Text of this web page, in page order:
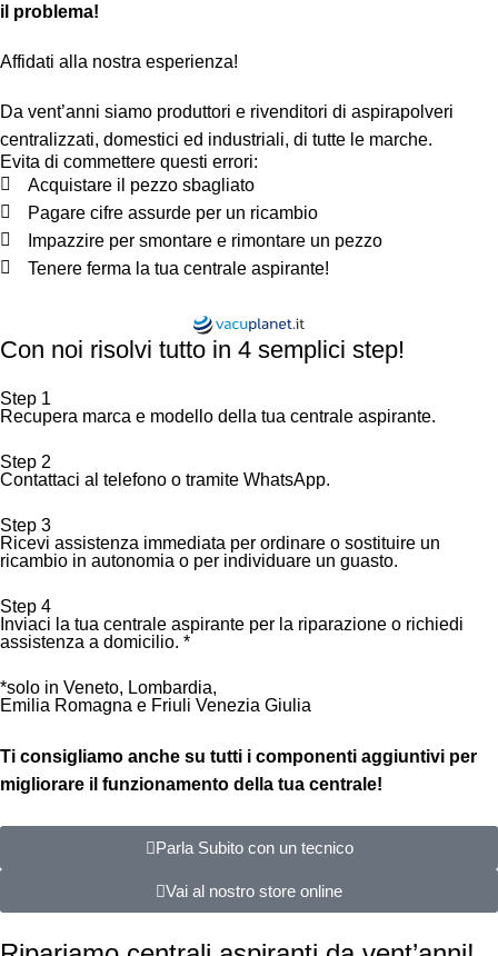
il problema!
Affidati alla nostra esperienza!
Da vent’anni siamo produttori e rivenditori di aspirapolveri
centralizzati, domestici ed industriali, di tutte le marche.
Evita di commettere questi errori:
Acquistare il pezzo sbagliato
Pagare cifre assurde per un ricambio
Impazzire per smontare e rimontare un pezzo
Tenere ferma la tua centrale aspirante!
Con noi risolvi tutto in 4 semplici step!
Step 1
Recupera marca e modello della tua centrale aspirante.
Step 2
Contattaci al telefono o tramite WhatsApp.
Step 3
Ricevi assistenza immediata per ordinare o sostituire un
ricambio in autonomia o per individuare un guasto.
Step 4
Inviaci la tua centrale aspirante per la riparazione o richiedi
assistenza a domicilio. *
*solo in Veneto, Lombardia,
Emilia Romagna e Friuli Venezia Giulia
Ti consigliamo anche su tutti i componenti aggiuntivi per
migliorare il funzionamento della tua centrale!
Parla Subito con un tecnico
Vai al nostro store online